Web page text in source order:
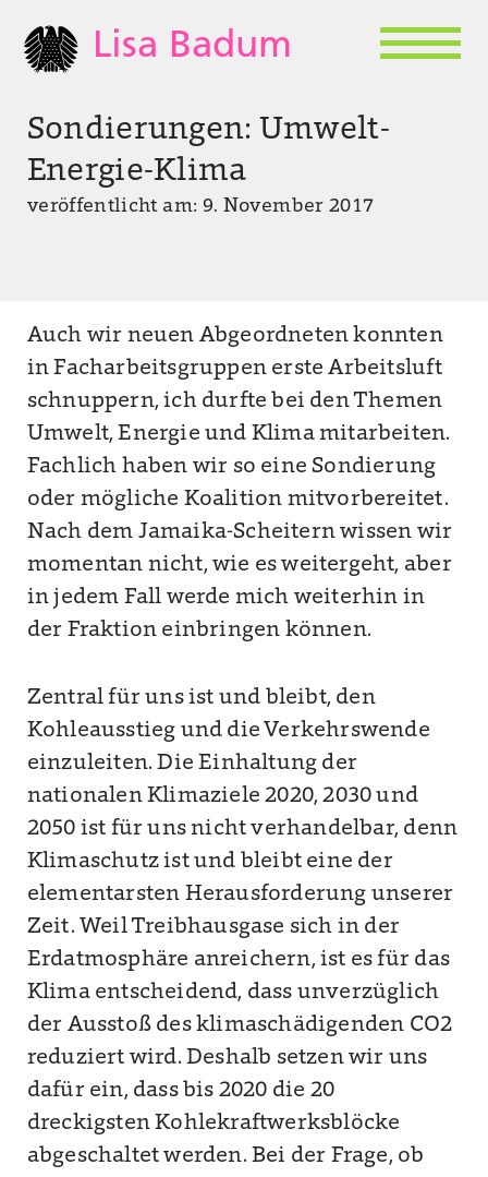
Lisa Badum
Sondierungen: Umwelt-
Energie-Klima
veröffentlicht am: 9. November 2017
Auch wir neuen Abgeordneten konnten
in Facharbeitsgruppen erste Arbeitsluft
schnuppern, ich durfte bei den Themen
Umwelt, Energie und Klima mitarbeiten.
Fachlich haben wir so eine Sondierung
oder mögliche Koalition mitvorbereitet.
Nach dem Jamaika-Scheitern wissen wir
momentan nicht, wie es weitergeht, aber
in jedem Fall werde mich weiterhin in
der Fraktion einbringen können.
Zentral für uns ist und bleibt, den
Kohleausstieg und die Verkehrswende
einzuleiten. Die Einhaltung der
nationalen Klimaziele 2020, 2030 und
2050 ist für uns nicht verhandelbar, denn
Klimaschutz ist und bleibt eine der
elementarsten Herausforderung unserer
Zeit. Weil Treibhausgase sich in der
Erdatmosphäre anreichern, ist es für das
Klima entscheidend, dass unverzüglich
der Ausstoß des klimaschädigenden CO2
reduziert wird. Deshalb setzen wir uns
dafür ein, dass bis 2020 die 20
dreckigsten Kohlekraftwerksblöcke
abgeschaltet werden. Bei der Frage, ob